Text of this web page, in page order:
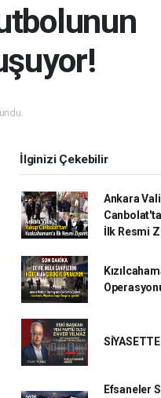
İlginizi Çekebilir
Ankara
İlk Resmi
Efsaneler